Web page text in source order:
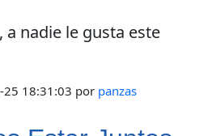
nadie le gusta este
18:31:03 por panzas